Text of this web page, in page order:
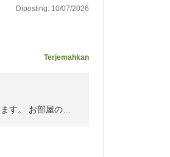
Diposting: 10/07/2026
Terjemahkan
す。 お部屋の設